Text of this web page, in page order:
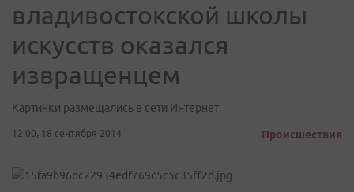
владивостокской школы
искусств оказался
извращенцем
Картинки размещались в сети Интернет
12:00, 18 сентября 2014 Происшествия